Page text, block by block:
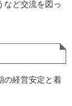
など交流を図っ
の経営安定と着